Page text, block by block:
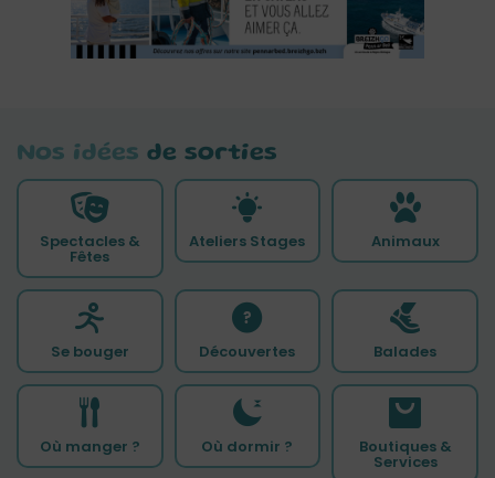
Nos idées de sorties
Spectacles &
Fêtes
Ateliers Stages Animaux
Se bouger Découvertes Balades
Où manger ? Où dormir ? Boutiques &
Services